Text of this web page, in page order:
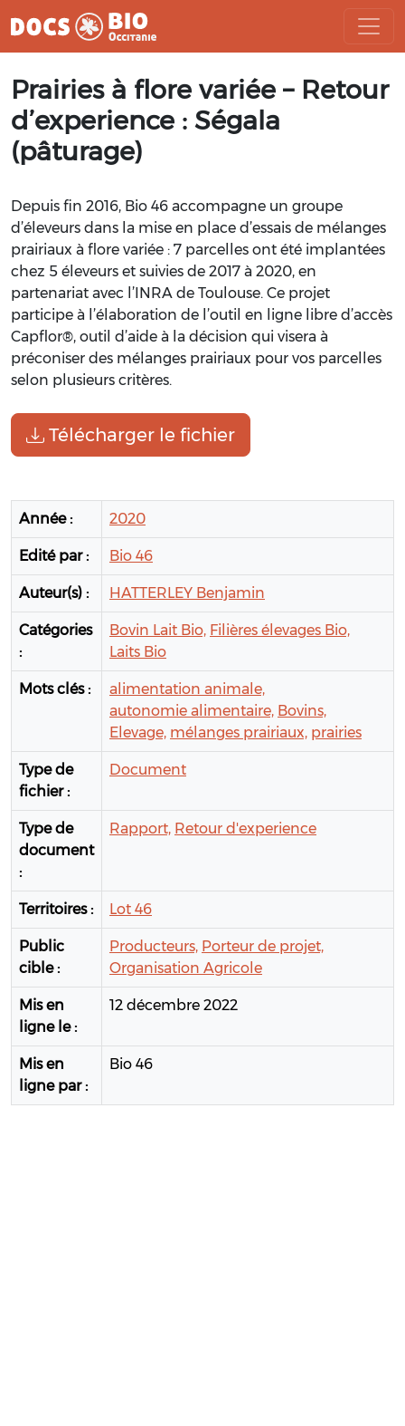
au
contenu
Prairies à flore variée – Retour
d’experience : Ségala
(pâturage)
Depuis fin 2016, Bio 46 accompagne un groupe
d’éleveurs dans la mise en place d’essais de mélanges
prairiaux à flore variée : 7 parcelles ont été implantées
chez 5 éleveurs et suivies de 2017 à 2020, en
partenariat avec l’INRA de Toulouse. Ce projet
participe à l’élaboration de l’outil en ligne libre d’accès
Capflor®, outil d’aide à la décision qui visera à
préconiser des mélanges prairiaux pour vos parcelles
selon plusieurs critères.
Télécharger le fichier
Année : 2020
Edité par : Bio 46
Auteur(s) : HATTERLEY Benjamin
Catégories
:
Bovin Lait Bio, Filières élevages Bio,
Laits Bio
Mots clés :
alimentation animale,
autonomie alimentaire, Bovins,
Elevage, mélanges prairiaux, prairies
Type de
fichier :
Document
Type de
document
:
Rapport, Retour d'experience
Territoires : Lot 46
Public
cible :
Producteurs, Porteur de projet,
Organisation Agricole
Mis en
ligne le :
12 décembre 2022
Mis en
ligne par :
Bio 46